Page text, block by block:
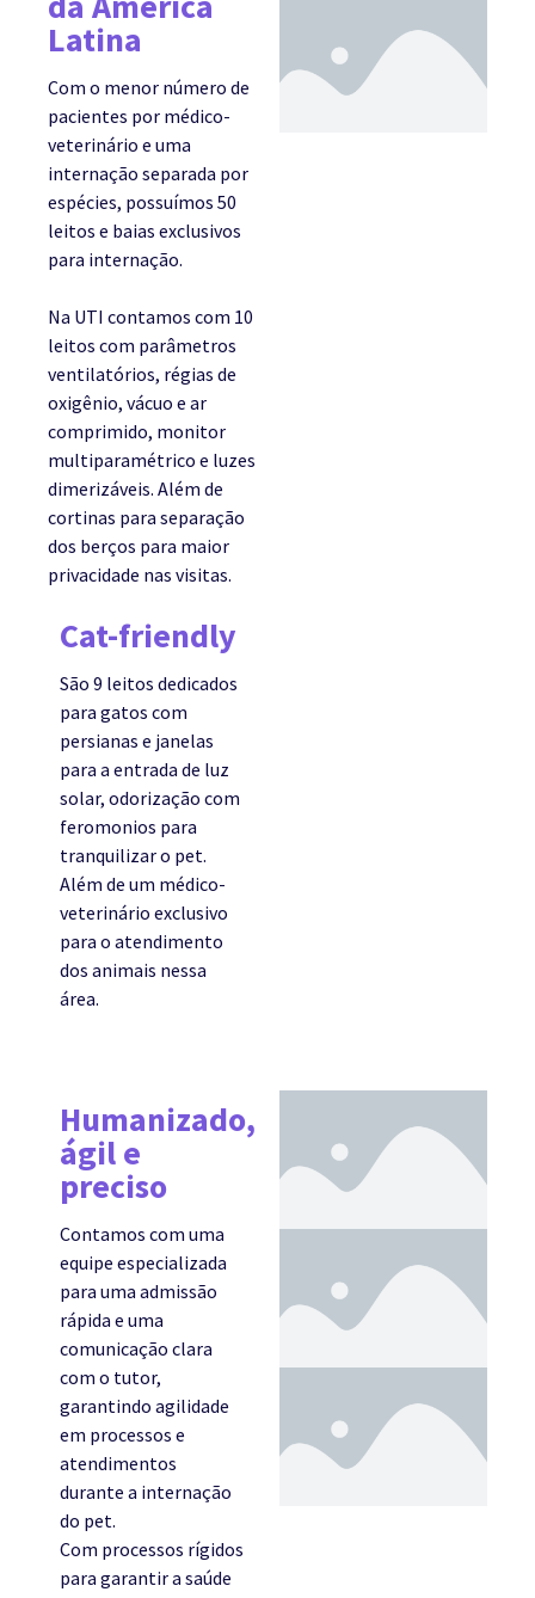
Latina
Com o menor número de
pacientes por médico-
veterinário e uma
internação separada por
espécies, possuímos 50
leitos e baias exclusivos
para internação.
Na UTI contamos com 10
leitos com parâmetros
ventilatórios, régias de
oxigênio, vácuo e ar
comprimido, monitor
multiparamétrico e luzes
dimerizáveis. Além de
cortinas para separação
dos berços para maior
privacidade nas visitas.
Cat-friendly
São 9 leitos dedicados
para gatos com
persianas e janelas
para a entrada de luz
solar, odorização com
feromonios para
tranquilizar o pet.
Além de um médico-
veterinário exclusivo
para o atendimento
dos animais nessa
área.
Humanizado,
ágil e
preciso
Contamos com uma
equipe especializada
para uma admissão
rápida e uma
comunicação clara
com o tutor,
garantindo agilidade
em processos e
atendimentos
durante a internação
do pet.
Com processos rígidos
para garantir a saúde